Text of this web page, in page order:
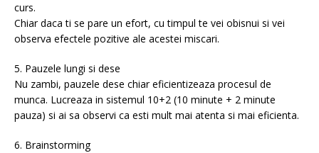
curs.
Chiar daca ti se pare un efort, cu timpul te vei obisnui si vei
observa efectele pozitive ale acestei miscari.
5. Pauzele lungi si dese
Nu zambi, pauzele dese chiar eficientizeaza procesul de
munca. Lucreaza in sistemul 10+2 (10 minute + 2 minute
pauza) si ai sa observi ca esti mult mai atenta si mai eficienta.
6. Brainstorming